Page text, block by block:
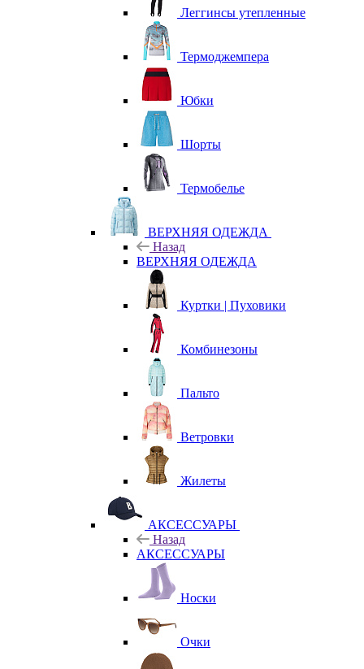
Леггинсы утепленные
Термоджемпера
Юбки
Шорты
Термобелье
ВЕРХНЯЯ ОДЕЖДА
Назад
ВЕРХНЯЯ ОДЕЖДА
Куртки | Пуховики
Комбинезоны
Пальто
Ветровки
Жилеты
АКСЕССУАРЫ
Назад
АКСЕССУАРЫ
Носки
Очки